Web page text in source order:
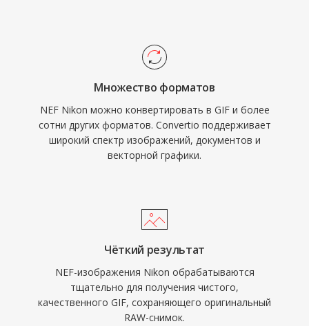
Множество форматов
NEF Nikon можно конвертировать в GIF и более
сотни других форматов. Convertio поддерживает
широкий спектр изображений, документов и
векторной графики.
Чёткий результат
NEF-изображения Nikon обрабатываются
тщательно для получения чистого,
качественного GIF, сохраняющего оригинальный
RAW-снимок.